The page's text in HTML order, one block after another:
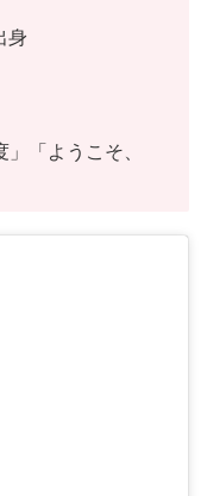
身
」「ようこそ、